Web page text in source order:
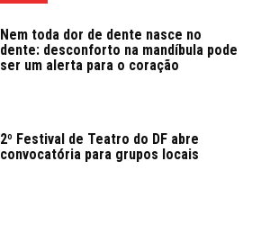
Nem toda dor de dente nasce no
dente: desconforto na mandíbula pode
ser um alerta para o coração
2º Festival de Teatro do DF abre
convocatória para grupos locais